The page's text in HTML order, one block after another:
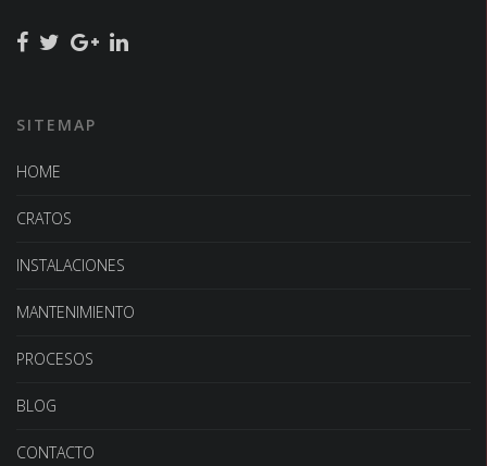
SITEMAP
HOME
CRATOS
INSTALACIONES
MANTENIMIENTO
PROCESOS
BLOG
CONTACTO